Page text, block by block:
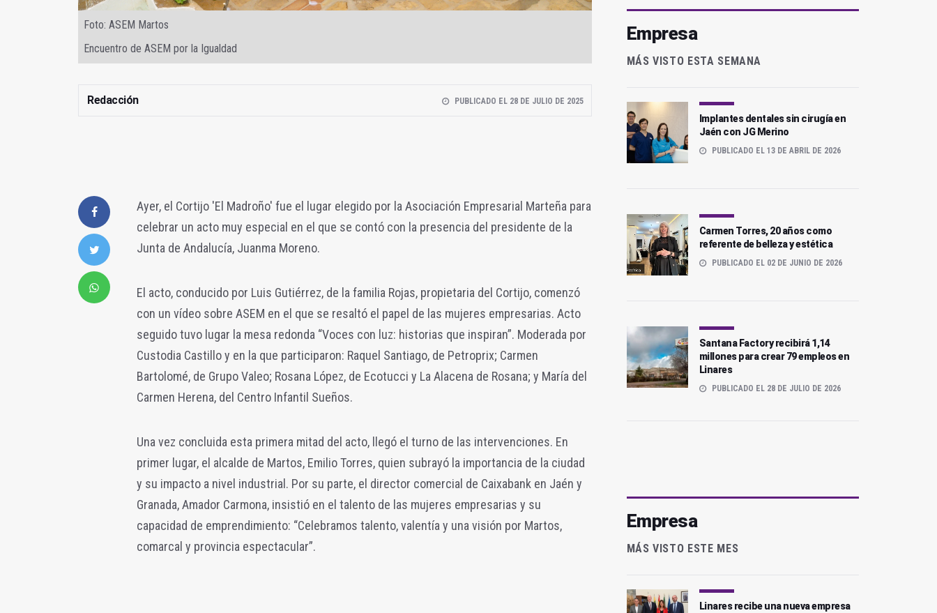
Foto: ASEM Martos
Encuentro de ASEM por la Igualdad
Redacción PUBLICADO EL 28 DE JULIO DE 2025
Ayer, el Cortijo 'El Madroño' fue el lugar elegido por la Asociación Empresarial Marteña para
celebrar un acto muy especial en el que se contó con la presencia del presidente de la
Junta de Andalucía, Juanma Moreno.
El acto, conducido por Luis Gutiérrez, de la familia Rojas, propietaria del Cortijo, comenzó
con un vídeo sobre ASEM en el que se resaltó el papel de las mujeres empresarias. Acto
seguido tuvo lugar la mesa redonda “Voces con luz: historias que inspiran”. Moderada por
Custodia Castillo y en la que participaron: Raquel Santiago, de Petroprix; Carmen
Bartolomé, de Grupo Valeo; Rosana López, de Ecotucci y La Alacena de Rosana; y María del
Carmen Herena, del Centro Infantil Sueños.
Una vez concluida esta primera mitad del acto, llegó el turno de las intervenciones. En
primer lugar, el alcalde de Martos, Emilio Torres, quien subrayó la importancia de la ciudad
y su impacto a nivel industrial. Por su parte, el director comercial de Caixabank en Jaén y
Granada, Amador Carmona, insistió en el talento de las mujeres empresarias y su
capacidad de emprendimiento: “Celebramos talento, valentía y una visión por Martos,
comarcal y provincia espectacular”.
Empresa
MÁS VISTO ESTA SEMANA
Implantes dentales sin cirugía en
Jaén con JG Merino
PUBLICADO EL 13 DE ABRIL DE 2026
Carmen Torres, 20 años como
referente de belleza y estética
PUBLICADO EL 02 DE JUNIO DE 2026
Santana Factory recibirá 1,14
millones para crear 79 empleos en
Linares
PUBLICADO EL 28 DE JULIO DE 2026
Empresa
MÁS VISTO ESTE MES
Linares recibe una nueva empresa